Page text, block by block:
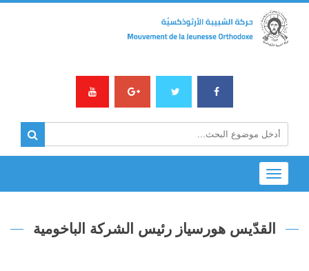
Toggle
navigation
القدّيس هورسياز رئيس الشركة الباخومية